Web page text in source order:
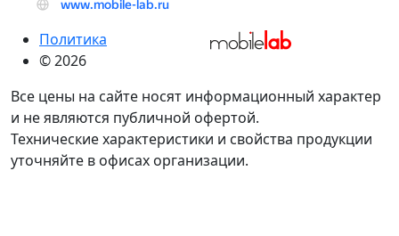
Политика
© 2026
Все цены на сайте носят информационный характер
и не являются публичной офертой.
Технические характеристики и свойства продукции
уточняйте в офисах организации.